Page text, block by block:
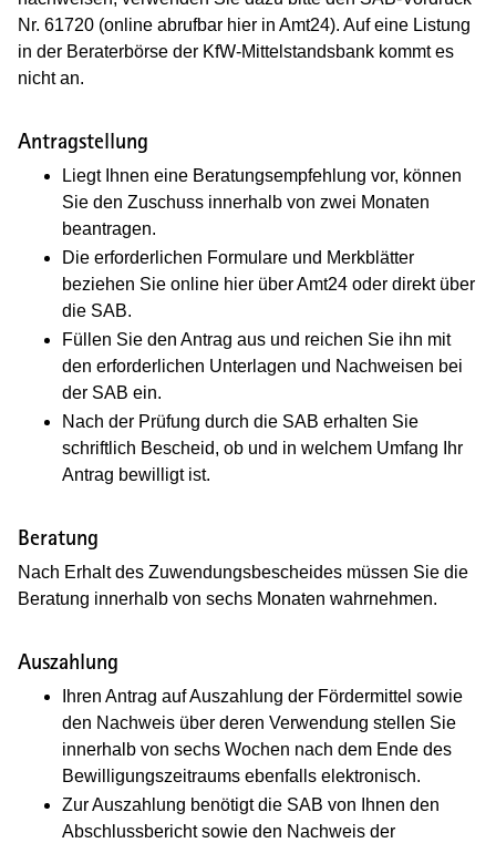
Nr. 61720 (online abrufbar hier in Amt24). Auf eine Listung
in der Beraterbörse der KfW-Mittelstandsbank kommt es
nicht an.
Antragstellung
Liegt Ihnen eine Beratungsempfehlung vor, können
Sie den Zuschuss innerhalb von zwei Monaten
beantragen.
Die erforderlichen Formulare und Merkblätter
beziehen Sie online hier über Amt24 oder direkt über
die SAB.
Füllen Sie den Antrag aus und reichen Sie ihn mit
den erforderlichen Unterlagen und Nachweisen bei
der SAB ein.
Nach der Prüfung durch die SAB erhalten Sie
schriftlich Bescheid, ob und in welchem Umfang Ihr
Antrag bewilligt ist.
Beratung
Nach Erhalt des Zuwendungsbescheides müssen Sie die
Beratung innerhalb von sechs Monaten wahrnehmen.
Auszahlung
Ihren Antrag auf Auszahlung der Fördermittel sowie
den Nachweis über deren Verwendung stellen Sie
innerhalb von sechs Wochen nach dem Ende des
Bewilligungszeitraums ebenfalls elektronisch.
Zur Auszahlung benötigt die SAB von Ihnen den
Abschlussbericht sowie den Nachweis der